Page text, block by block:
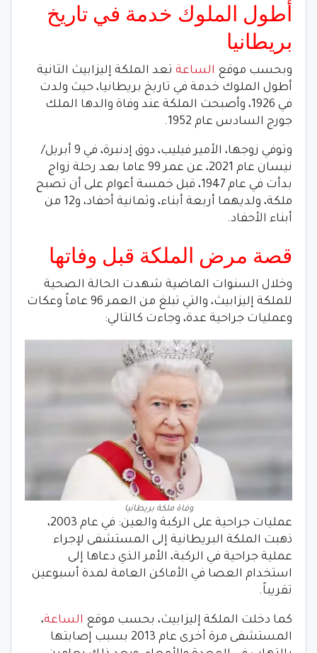
أطول الملوك خدمة في تاريخ
بريطانيا
وبحسب موقع الساعة تعد الملكة إليزابيث الثانية
أطول الملوك خدمة في تاريخ بريطانيا، حيث ولدت
في 1926، وأصبحت الملكة عند وفاة والدها الملك
جورج السادس عام 1952.
وتوفي زوجها، الأمير فيليب، دوق إدنبرة، في 9 أبريل/
نيسان عام 2021، عن عمر 99 عاما بعد رحلة زواج
بدأت في عام 1947، قبل خمسة أعوام على أن تصبح
ملكة، ولديهما أربعة أبناء، وثمانية أحفاد، و12 من
أبناء الأحفاد.
قصة مرض الملكة قبل وفاتها
وخلال السنوات الماضية شهدت الحالة الصحية
للملكة إليزابيث، والتي تبلغ من العمر 96 عاماً وعكات
وعمليات جراحية عدة، وجاءت كالتالي:
وفاة ملكة بريطانيا
عمليات جراحية على الركبة والعين: في عام 2003،
ذهبت الملكة البريطانية إلى المستشفى لإجراء
عملية جراحية في الركبة، الأمر الذي دعاها إلى
استخدام العصا في الأماكن العامة لمدة أسبوعين
تقريباً.
كما دخلت الملكة إليزابيث، بحسب موقع الساعة،
المستشفى مرة أخرى عام 2013 بسبب إصابتها